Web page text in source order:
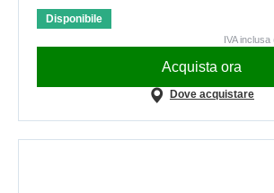
Disponibile
IVA
Acquista ora
Dove acquistare